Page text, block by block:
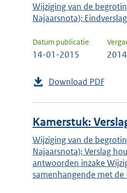
Druk
om
om
uw
Wijziging van de
Najaarsnota); Eindverslag
Datum publicatie
14-01-2015
Download PDF
Kamerstuk:
Wijziging van de
Najaarsnota); Verslag
antwoorden inzake
samenhangende met de